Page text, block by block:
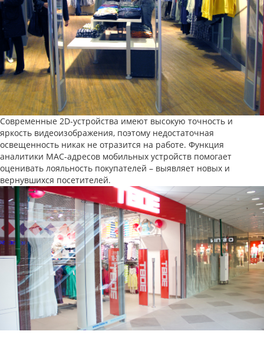
Современные 2D-устройства имеют высокую точность и
яркость видеоизображения, поэтому недостаточная
освещенность никак не отразится на работе. Функция
аналитики MAC-адресов мобильных устройств помогает
оценивать лояльность покупателей – выявляет новых и
вернувшихся посетителей.